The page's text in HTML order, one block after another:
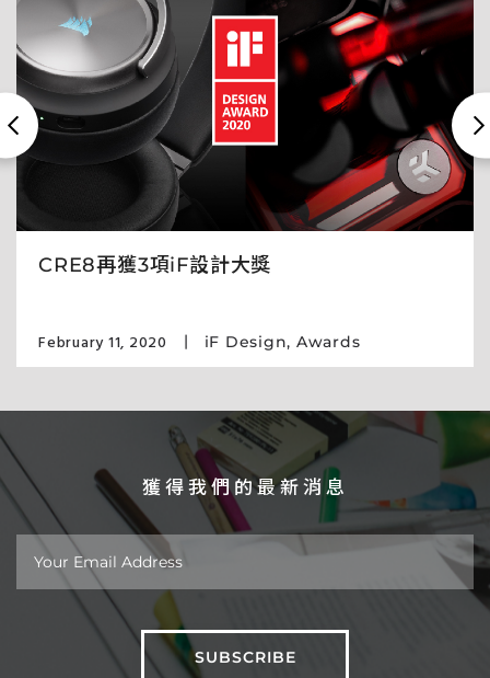
CRE8再獲3項iF設計大獎
February 11, 2020 iF Design, Awards
獲得我們的最新消息